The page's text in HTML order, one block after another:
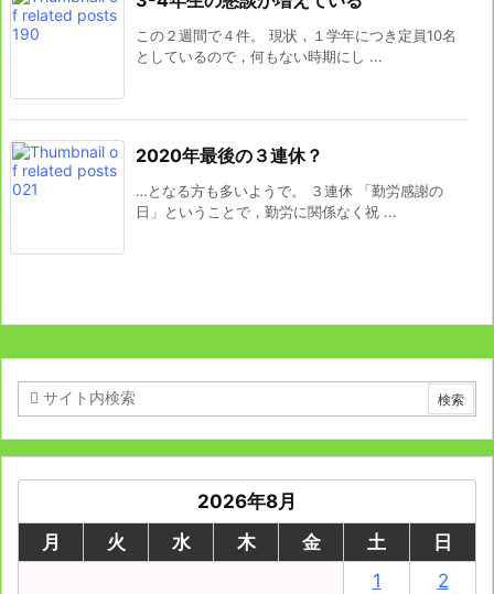
この２週間で４件。 現状，１学年につき定員10名
としているので，何もない時期にし ...
2020年最後の３連休？
…となる方も多いようで。 ３連休 「勤労感謝の
日」ということで，勤労に関係なく祝 ...
2026年8月
月
火 水 木 金 土
日
1
2